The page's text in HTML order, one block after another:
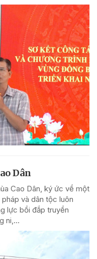
Dân
Cao Dân, ký ức về một
và dân tộc luôn
lực bồi đắp truyền
ni,...